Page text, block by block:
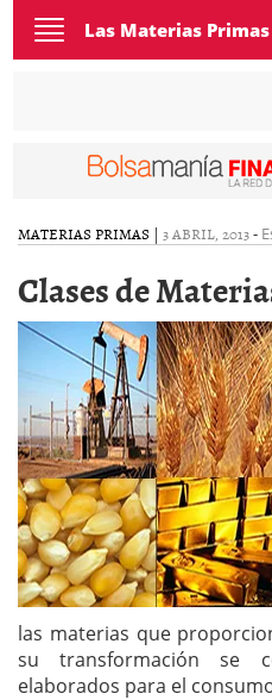
Toggle
navigation
Las Materias Primas
MATERIAS PRIMAS | 3 ABRIL, 2013-
Clases de
las materias que
su transformación se
elaborados para el